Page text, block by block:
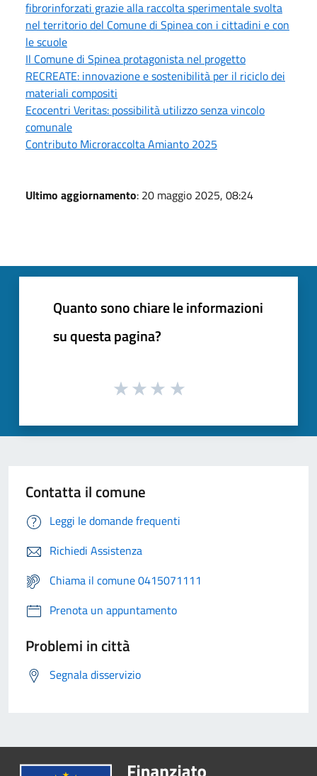
fibrorinforzati grazie alla raccolta sperimentale svolta
nel territorio del Comune di Spinea con i cittadini e con
le scuole
Il Comune di Spinea protagonista nel progetto
RECREATE: innovazione e sostenibilità per il riciclo dei
materiali compositi
Ecocentri Veritas: possibilità utilizzo senza vincolo
comunale
Contributo Microraccolta Amianto 2025
Ultimo aggiornamento: 20 maggio 2025, 08:24
Quanto sono chiare le informazioni
su questa pagina?
Contatta il comune
Leggi le domande frequenti
Richiedi Assistenza
Chiama il comune 0415071111
Prenota un appuntamento
Problemi in città
Segnala disservizio